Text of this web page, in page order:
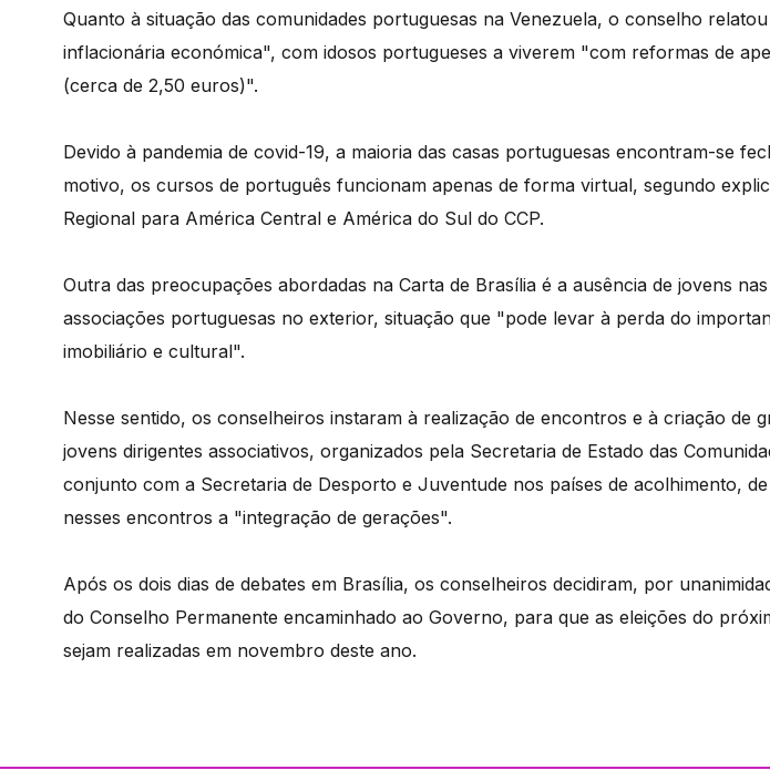
Quanto à situação das comunidades portuguesas na Venezuela, o conselho
inflacionária económica", com idosos portugueses a viverem "com reformas de
(cerca de 2,50 euros)".
Devido à pandemia de covid-19, a maioria das casas portuguesas encontram-se
motivo, os cursos de português funcionam apenas de forma virtual, segundo
Regional para América Central e América do Sul do CCP.
Outra das preocupações abordadas na Carta de Brasília é a ausência de jovens
associações portuguesas no exterior, situação que "pode levar à perda do
imobiliário e cultural".
Nesse sentido, os conselheiros instaram à realização de encontros e à criação de
jovens dirigentes associativos, organizados pela Secretaria de Estado das
conjunto com a Secretaria de Desporto e Juventude nos países de acolhimento,
nesses encontros a "integração de gerações".
Após os dois dias de debates em Brasília, os conselheiros decidiram, por
do Conselho Permanente encaminhado ao Governo, para que as eleições do
sejam realizadas em novembro deste ano.